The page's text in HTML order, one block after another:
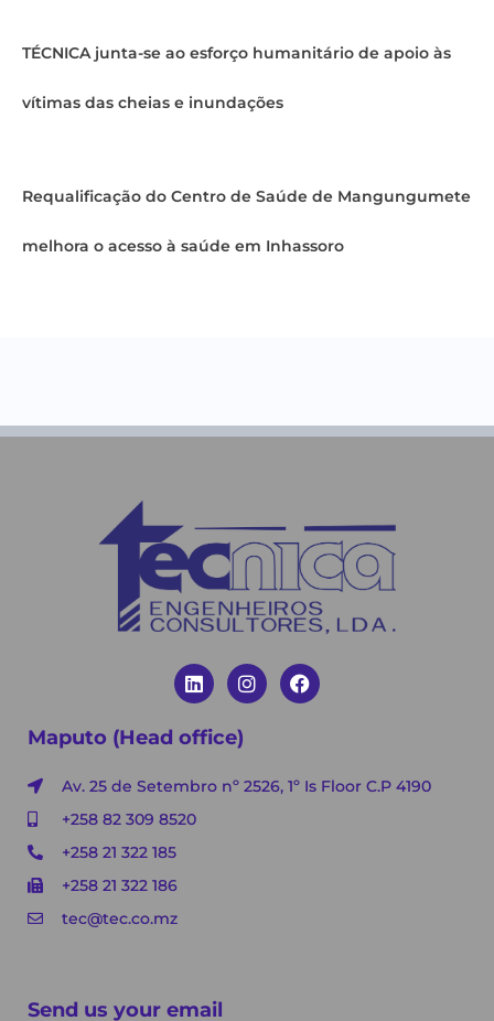
TÉCNICA junta-se ao esforço humanitário de apoio às
vítimas das cheias e inundações
Requalificação do Centro de Saúde de Mangungumete
melhora o acesso à saúde em Inhassoro
Maputo (Head office)
Av. 25 de Setembro nº 2526, 1º Is Floor C.P 4190
+258 82 309 8520
+258 21 322 185
+258 21 322 186
tec@tec.co.mz
Send us your email